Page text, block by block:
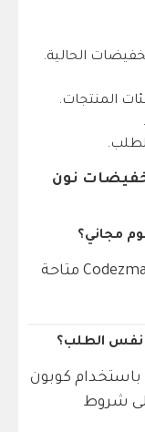
المنتجات.
نون
مجاني؟
نعم، جميع الأكواد المنشورة على Codezmart متاحة
نفس الطلب؟
كوبون
شروط